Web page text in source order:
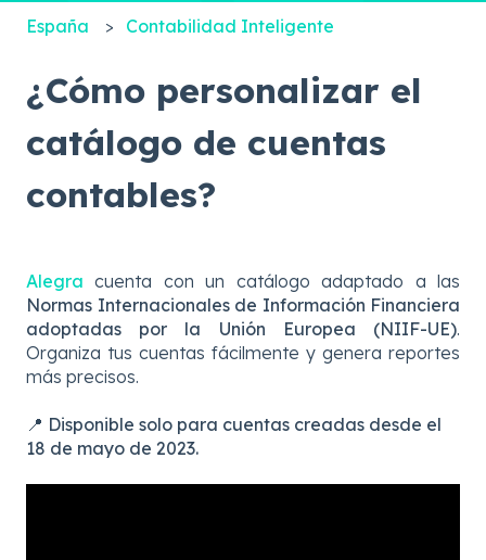
España Contabilidad Inteligente
¿Cómo personalizar el
catálogo de cuentas
contables?
Alegra cuenta con un catálogo adaptado a las
Normas Internacionales de Información Financiera
adoptadas por la Unión Europea (NIIF-UE).
Organiza tus cuentas fácilmente y genera reportes
más precisos.
📍 Disponible solo para cuentas creadas desde el
18 de mayo de 2023.